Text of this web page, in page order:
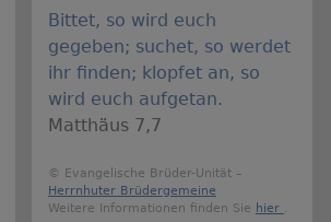
Bittet, so wird euch
gegeben; suchet, so werdet
ihr finden; klopfet an, so
wird euch aufgetan.
Matthäus 7,7
© Evangelische Brüder-Unität –
Herrnhuter Brüdergemeine
Weitere Informationen finden Sie hier .